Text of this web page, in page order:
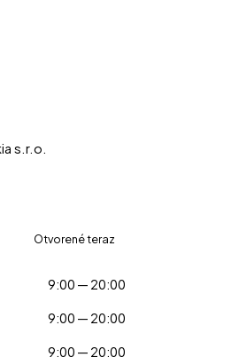
s.r.o.
Otvorené teraz
9:00 — 20:00
9:00 — 20:00
9:00 — 20:00